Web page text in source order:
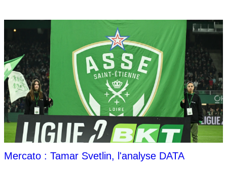
Mercato : Tamar Svetlin, l'analyse DATA